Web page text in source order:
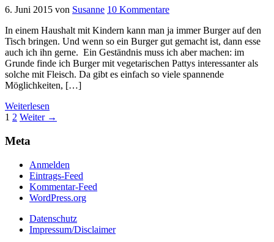
6. Juni 2015 von Susanne 10 Kommentare
In einem Haushalt mit Kindern kann man ja immer Burger auf den
Tisch bringen. Und wenn so ein Burger gut gemacht ist, dann esse
auch ich ihn gerne. Ein Geständnis muss ich aber machen: im
Grunde finde ich Burger mit vegetarischen Pattys interessanter als
solche mit Fleisch. Da gibt es einfach so viele spannende
Möglichkeiten, […]
Weiterlesen
Seitennummerierung
der
1 2 Weiter →
Meta
Anmelden
Eintrags-Feed
Kommentar-Feed
WordPress.org
Datenschutz
Impressum/Disclaimer